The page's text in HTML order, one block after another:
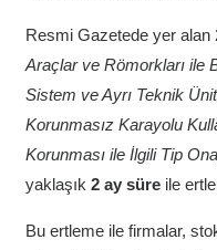
Resmi Gazetede yer alan
Araçlar ve Römorkları ile
Sistem ve Ayrı Teknik
Korunmasız Karayolu
Korunması ile İlgili Tip
yaklaşık 2 ay süreile
Bu ertleme ile firmalar,